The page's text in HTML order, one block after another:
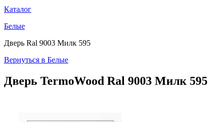
Каталог
Белые
Дверь Ral 9003 Милк 595
Вернуться в Белые
Дверь TermoWood Ral 9003 Милк 595